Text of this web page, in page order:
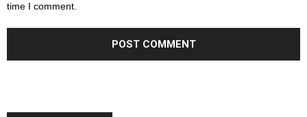
time I comment.